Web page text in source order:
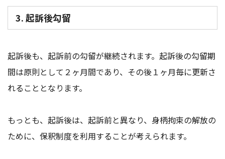
3. 起訴後勾留
起訴後も、起訴前の勾留が継続されます。起訴後の勾留期
間は原則として２ヶ月間であり、その後１ヶ月毎に更新さ
れることとなります。
もっとも、起訴後は、起訴前と異なり、身柄拘束の解放の
ために、保釈制度を利用することが考えられます。